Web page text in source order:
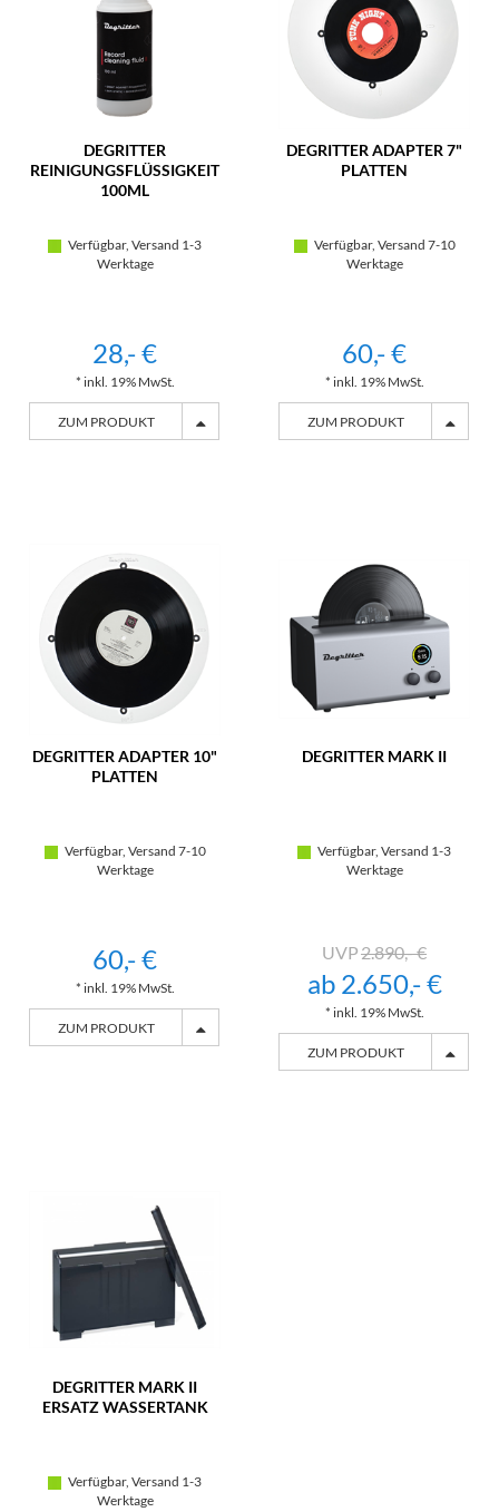
DEGRITTER
REINIGUNGSFLÜSSIGKEIT
100ML
Verfügbar, Versand 1-3
Werktage
28,- €
* inkl. 19% MwSt.
ZUM PRODUKT
DEGRITTER ADAPTER 7"
PLATTEN
Verfügbar, Versand 7-10
Werktage
60,- €
* inkl. 19% MwSt.
ZUM PRODUKT
DEGRITTER ADAPTER 10"
PLATTEN
Verfügbar, Versand 7-10
Werktage
60,- €
* inkl. 19% MwSt.
ZUM PRODUKT
DEGRITTER MARK II
Verfügbar, Versand 1-3
Werktage
2.890,- €
ab 2.650,- €
* inkl. 19% MwSt.
ZUM PRODUKT
DEGRITTER MARK II
ERSATZ WASSERTANK
Verfügbar, Versand 1-3
Werktage